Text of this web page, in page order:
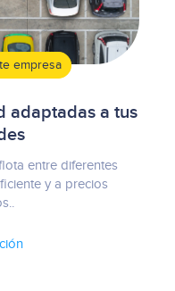
empresa
adaptadas a tus
entre diferentes
y a precios